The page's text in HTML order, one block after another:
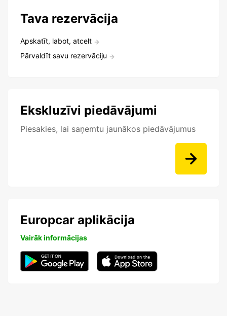
Tava rezervācija
Apskatīt, labot, atcelt
Pārvaldīt savu rezervāciju
Ekskluzīvi piedāvājumi
Piesakies, lai saņemtu jaunākos piedāvājumus
Europcar aplikācija
Vairāk informācijas